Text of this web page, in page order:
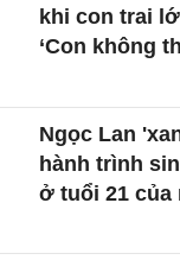
khi con trai
‘Con không
Ngọc Lan
hành trình
ở tuổi 21 của